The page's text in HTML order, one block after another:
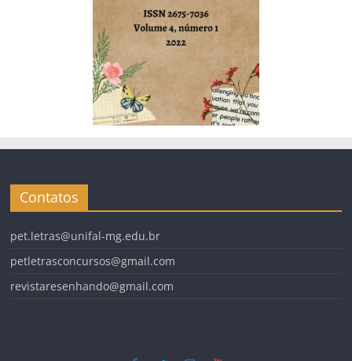
Contatos
pet.letras@unifal-mg.edu.br
petletrasconcursos@gmail.com
revistaresenhando@gmail.com